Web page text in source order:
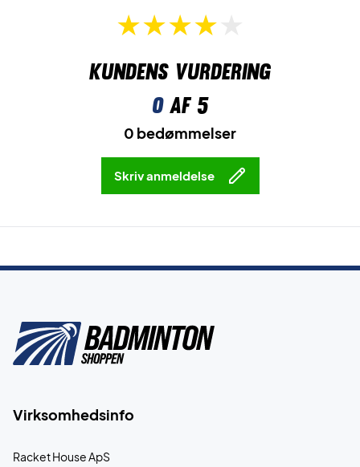
Kundens vurdering
0af 5
0 bedømmelser
Skriv anmeldelse
Virksomhedsinfo
Racket House ApS